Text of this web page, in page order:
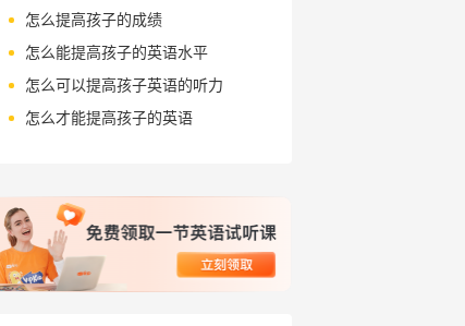
怎么提高孩子的成绩
怎么能提高孩子的英语水平
怎么可以提高孩子英语的听力
怎么才能提高孩子的英语